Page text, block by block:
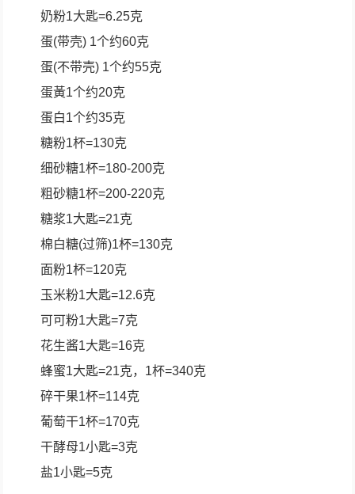
奶粉1大匙=6.25克
蛋(带壳) 1个约60克
蛋(不带壳) 1个约55克
蛋黃1个约20克
蛋白1个约35克
糖粉1杯=130克
细砂糖1杯=180-200克
粗砂糖1杯=200-220克
糖浆1大匙=21克
棉白糖(过筛)1杯=130克
面粉1杯=120克
玉米粉1大匙=12.6克
可可粉1大匙=7克
花生酱1大匙=16克
蜂蜜1大匙=21克，1杯=340克
碎干果1杯=114克
葡萄干1杯=170克
干酵母1小匙=3克
盐1小匙=5克